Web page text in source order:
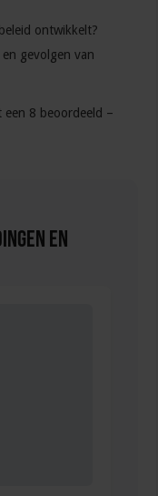
ontwikkelt?
gevolgen van
8 beoordeeld –
en